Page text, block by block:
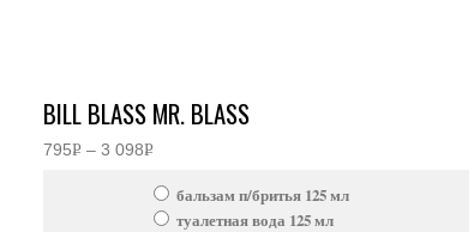
BILL BLASS MR. BLASS
795Р – 3 098Р
бальзам п/бритья 125 мл
туалетная вода 125 мл